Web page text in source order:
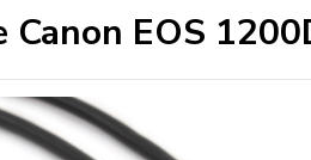
Canon EOS